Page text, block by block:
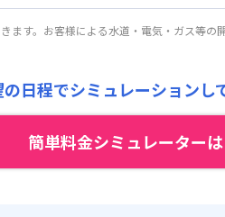
/月 (1,364円/日) (税抜)
/回 (税抜)
利用)
円/回 (税抜)
す。お客様による水道・電気・ガス等の
日程でシミュレーションし
簡単料金シミュレーター